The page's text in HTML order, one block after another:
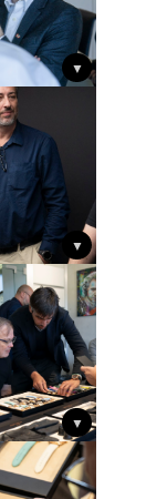
▼
▼
▼